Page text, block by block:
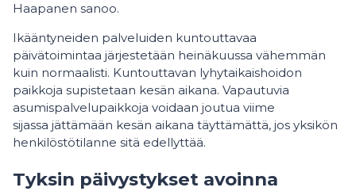
Haapanen sanoo.
Ikääntyneiden palveluiden kuntouttavaa
päivätoimintaa järjestetään heinäkuussa vähemmän
kuin normaalisti. Kuntouttavan lyhytaikaishoidon
paikkoja supistetaan kesän aikana. Vapautuvia
asumispalvelupaikkoja voidaan joutua viime
sijassa jättämään kesän aikana täyttämättä, jos yksikön
henkilöstötilanne sitä edellyttää.
Tyksin päivystykset avoinna